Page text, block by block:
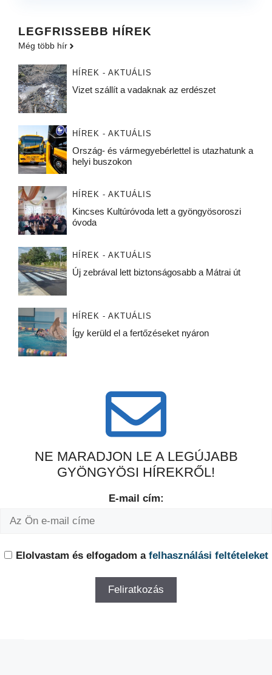
LEGFRISSEBB HÍREK
Még több hír
HÍREK - AKTUÁLIS
Vizet szállít a vadaknak az erdészet
HÍREK - AKTUÁLIS
Ország- és vármegyebérlettel is utazhatunk a
helyi buszokon
HÍREK - AKTUÁLIS
Kincses Kultúróvoda lett a gyöngyösoroszi
óvoda
HÍREK - AKTUÁLIS
Új zebrával lett biztonságosabb a Mátrai út
HÍREK - AKTUÁLIS
Így kerüld el a fertőzéseket nyáron
NE MARADJON LE A LEGÚJABB
GYÖNGYÖSI HÍREKRŐL!
E-mail cím:
Elolvastam és elfogadom a felhasználási feltételeket